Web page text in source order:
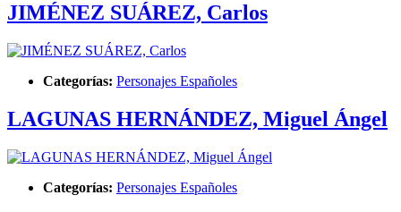
JIMÉNEZ SUÁREZ, Carlos
Categorías: Personajes Españoles
LAGUNAS HERNÁNDEZ, Miguel Ángel
Categorías: Personajes Españoles